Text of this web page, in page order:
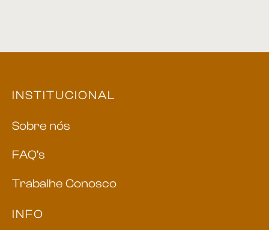
INSTITUCIONAL
Sobre nós
FAQ’s
Trabalhe Conosco
INFO